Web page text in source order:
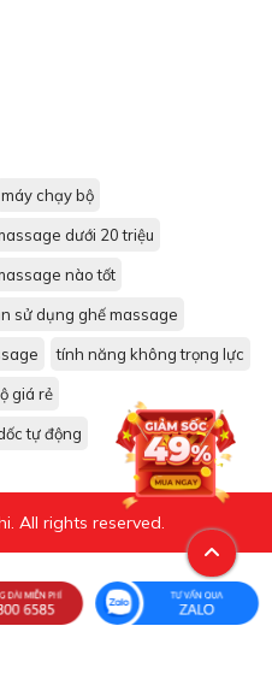
máy chạy bộ
dưới 20 triệu
nào tốt
sử dụng ghế massage
tính năng không trọng lực
giá rẻ
tự động
All rights reserved.